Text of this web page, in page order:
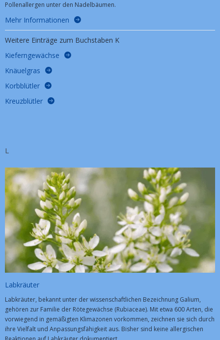
Pollenallergen unter den Nadelbäumen.
Mehr Informationen
Weitere Einträge zum Buchstaben K
Kieferngewächse
Knäuelgras
Korbblütler
Kreuzblütler
L
Labkräuter
Labkräuter, bekannt unter der wissenschaftlichen Bezeichnung Galium,
gehören zur Familie der Rötegewächse (Rubiaceae). Mit etwa 600 Arten, die
vorwiegend in gemäßigten Klimazonen vorkommen, zeichnen sie sich durch
ihre Vielfalt und Anpassungsfähigkeit aus. Bisher sind keine allergischen